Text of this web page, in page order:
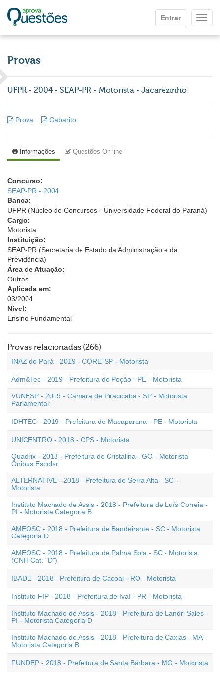
Entrar
Provas
UFPR - 2004 - SEAP-PR - Motorista - Jacarezinho
Prova Gabarito
Informações Questões On-line
Concurso:
SEAP-PR - 2004
Banca:
UFPR (Núcleo de Concursos - Universidade Federal do Paraná)
Cargo:
Motorista
Instituição:
SEAP-PR (Secretaria de Estado da Administração e da
Previdência)
Área de Atuação:
Outras
Aplicada em:
03/2004
Nível:
Ensino Fundamental
Provas relacionadas (266)
INAZ do Pará - 2019 - CORE-SP - Motorista
Adm&Tec - 2019 - Prefeitura de Poção - PE - Motorista
VUNESP - 2019 - Câmara de Piracicaba - SP - Motorista
Parlamentar
IDHTEC - 2019 - Prefeitura de Macaparana - PE - Motorista
UNICENTRO - 2018 - CPS - Motorista
Quadrix - 2018 - Prefeitura de Cristalina - GO - Motorista
Ônibus Escolar
ALTERNATIVE - 2018 - Prefeitura de Serra Alta - SC -
Motorista
Instituto Machado de Assis - 2018 - Prefeitura de Luís Correia -
PI - Motorista Categoria B
AMEOSC - 2018 - Prefeitura de Bandeirante - SC - Motorista
Categoria D
AMEOSC - 2018 - Prefeitura de Palma Sola - SC - Motorista
(CNH Cat. "D")
IBADE - 2018 - Prefeitura de Cacoal - RO - Motorista
Instituto FIP - 2018 - Prefeitura de Ivaí - PR - Motorista
Instituto Machado de Assis - 2018 - Prefeitura de Landri Sales -
PI - Motorista Categoria D
Instituto Machado de Assis - 2018 - Prefeitura de Caxias - MA -
Motorista Categoria B
FUNDEP - 2018 - Prefeitura de Santa Bárbara - MG - Motorista